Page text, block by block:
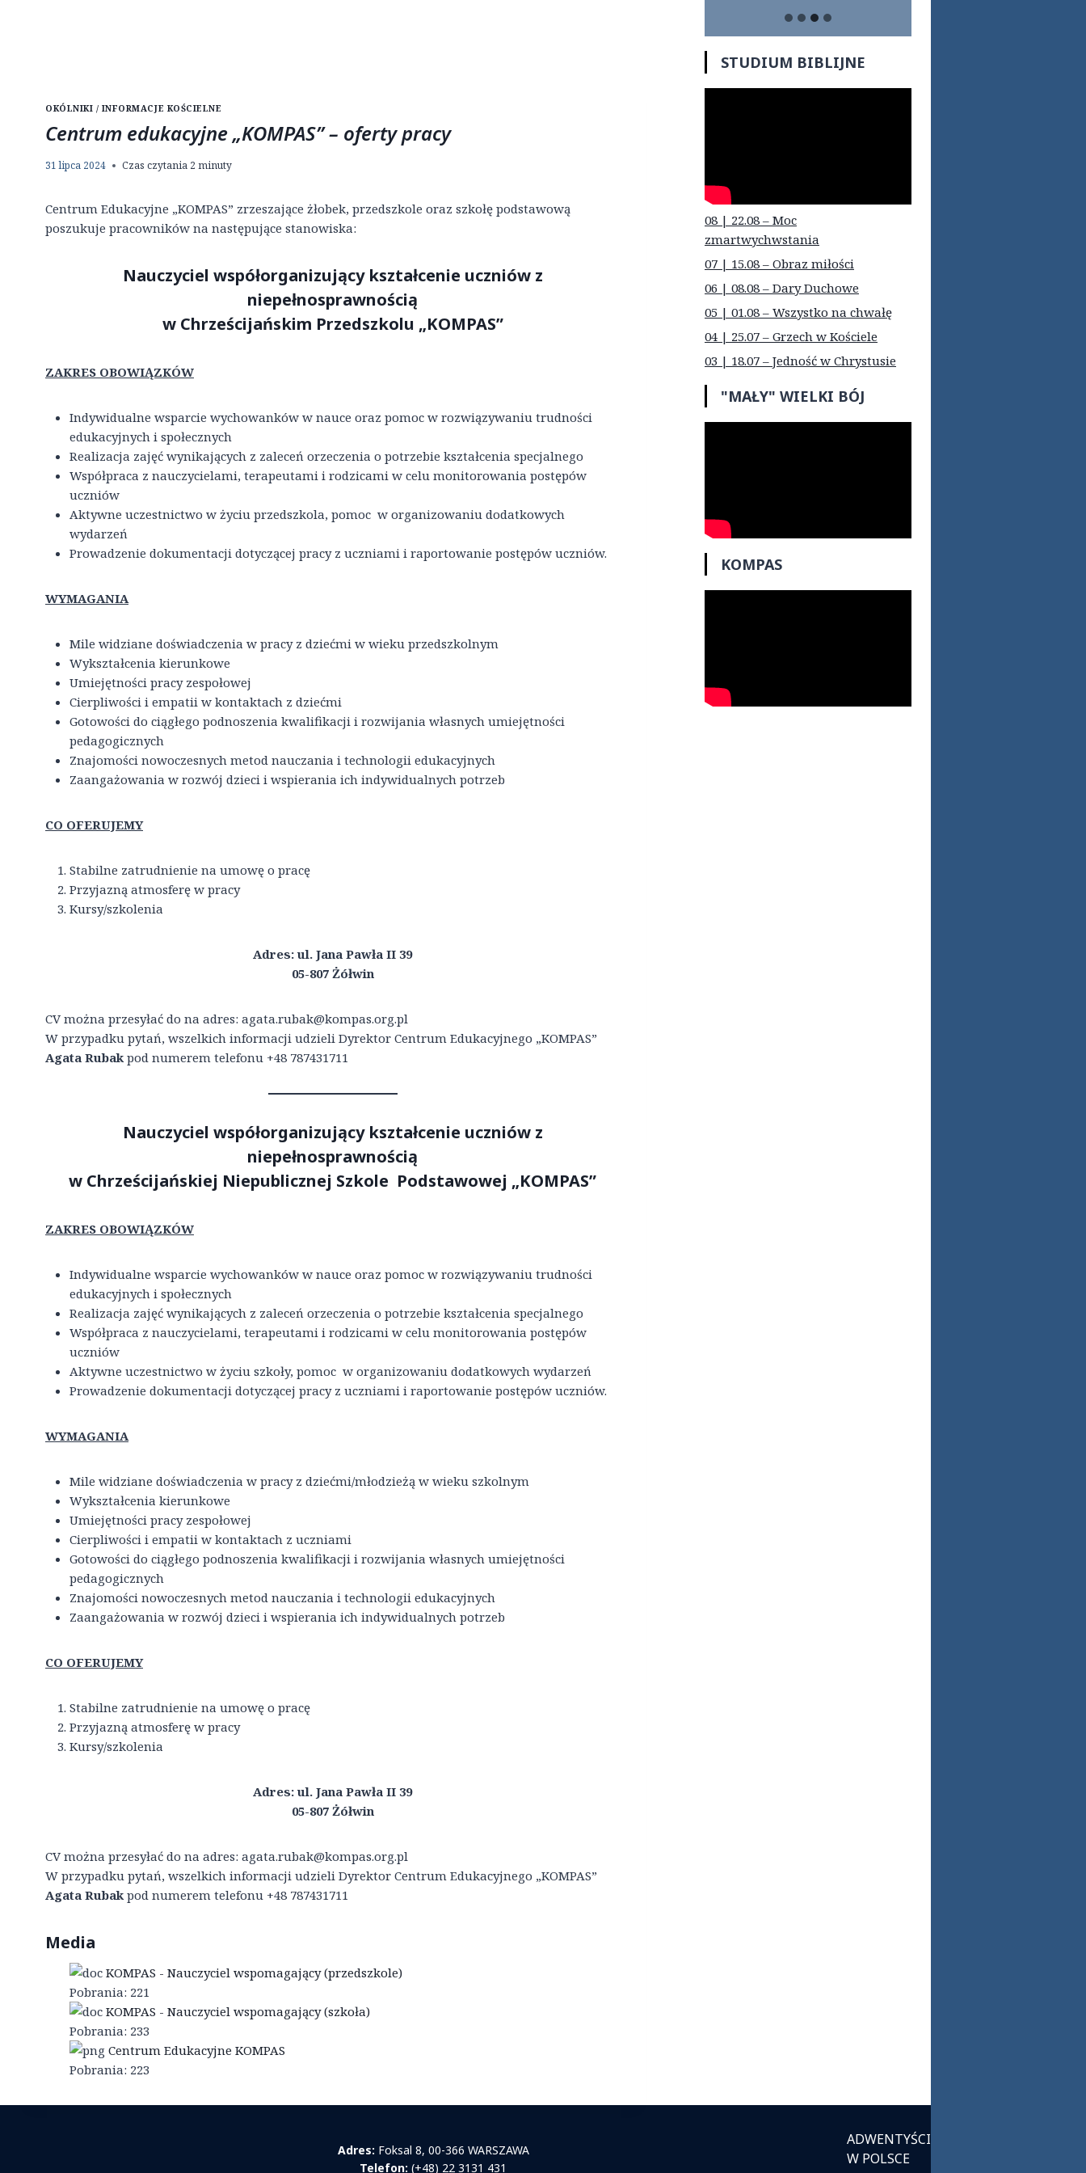
OKÓLNIKI / INFORMACJE KOŚCIELNE
Centrum edukacyjne „KOMPAS” – oferty pracy
31 lipca 2024 Czas czytania 2 minuty
Centrum Edukacyjne „KOMPAS” zrzeszające żłobek, przedszkole oraz szkołę podstawową
poszukuje pracowników na następujące stanowiska:
Nauczyciel współorganizujący kształcenie uczniów z
niepełnosprawnością
w Chrześcijańskim Przedszkolu „KOMPAS”
ZAKRES OBOWIĄZKÓW
Indywidualne wsparcie wychowanków w nauce oraz pomoc w rozwiązywaniu trudności
edukacyjnych i społecznych
Realizacja zajęć wynikających z zaleceń orzeczenia o potrzebie kształcenia specjalnego
Współpraca z nauczycielami, terapeutami i rodzicami w celu monitorowania postępów
uczniów
Aktywne uczestnictwo w życiu przedszkola, pomoc w organizowaniu dodatkowych
wydarzeń
Prowadzenie dokumentacji dotyczącej pracy z uczniami i raportowanie postępów uczniów.
WYMAGANIA
Mile widziane doświadczenia w pracy z dziećmi w wieku przedszkolnym
Wykształcenia kierunkowe
Umiejętności pracy zespołowej
Cierpliwości i empatii w kontaktach z dziećmi
Gotowości do ciągłego podnoszenia kwalifikacji i rozwijania własnych umiejętności
pedagogicznych
Znajomości nowoczesnych metod nauczania i technologii edukacyjnych
Zaangażowania w rozwój dzieci i wspierania ich indywidualnych potrzeb
CO OFERUJEMY
Stabilne zatrudnienie na umowę o pracę
Przyjazną atmosferę w pracy
Kursy/szkolenia
Adres: ul. Jana Pawła II 39
05-807 Żółwin
CV można przesyłać do na adres: agata.rubak@kompas.org.pl
W przypadku pytań, wszelkich informacji udzieli Dyrektor Centrum Edukacyjnego „KOMPAS”
Agata Rubakpod numerem telefonu +48 787431711
Nauczyciel współorganizujący kształcenie uczniów z
niepełnosprawnością
w Chrześcijańskiej Niepublicznej Szkole Podstawowej „KOMPAS”
ZAKRES OBOWIĄZKÓW
Indywidualne wsparcie wychowanków w nauce oraz pomoc w rozwiązywaniu trudności
edukacyjnych i społecznych
Realizacja zajęć wynikających z zaleceń orzeczenia o potrzebie kształcenia specjalnego
Współpraca z nauczycielami, terapeutami i rodzicami w celu monitorowania postępów
uczniów
Aktywne uczestnictwo w życiu szkoły, pomoc w organizowaniu dodatkowych wydarzeń
Prowadzenie dokumentacji dotyczącej pracy z uczniami i raportowanie postępów uczniów.
WYMAGANIA
Mile widziane doświadczenia w pracy z dziećmi/młodzieżą w wieku szkolnym
Wykształcenia kierunkowe
Umiejętności pracy zespołowej
Cierpliwości i empatii w kontaktach z uczniami
Gotowości do ciągłego podnoszenia kwalifikacji i rozwijania własnych umiejętności
pedagogicznych
Znajomości nowoczesnych metod nauczania i technologii edukacyjnych
Zaangażowania w rozwój dzieci i wspierania ich indywidualnych potrzeb
CO OFERUJEMY
Stabilne zatrudnienie na umowę o pracę
Przyjazną atmosferę w pracy
Kursy/szkolenia
Adres: ul. Jana Pawła II 39
05-807 Żółwin
CV można przesyłać do na adres: agata.rubak@kompas.org.pl
W przypadku pytań, wszelkich informacji udzieli Dyrektor Centrum Edukacyjnego „KOMPAS”
Agata Rubakpod numerem telefonu +48 787431711
Media
KOMPAS - Nauczyciel wspomagający (przedszkole)
Pobrania: 221
KOMPAS - Nauczyciel wspomagający (szkoła)
Pobrania: 233
Centrum Edukacyjne KOMPAS
Pobrania: 223
STUDIUM BIBLIJNE
08 | 22.08 – Moc
zmartwychwstania
07 | 15.08 – Obraz miłości
06 | 08.08 – Dary Duchowe
05 | 01.08 – Wszystko na chwałę
04 | 25.07 – Grzech w Kościele
03 | 18.07 – Jedność w Chrystusie
"MAŁY" WIELKI BÓJ
KOMPAS
Adres: Foksal 8, 00-366 WARSZAWA
Telefon: (+48) 22 3131 431
ADWENTYŚCI
W POLSCE